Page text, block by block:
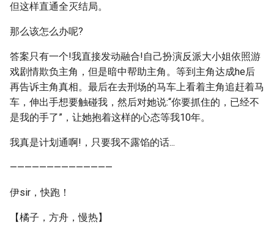
但这样直通全灭结局。
那么该怎么办呢?
答案只有一个!我直接发动融合!自己扮演反派大小姐依照游
戏剧情欺负主角，但是暗中帮助主角。等到主角达成he后
再告诉主角真相。最后在去刑场的马车上看着主角追赶着马
车，伸出手想要触碰我，然后对她说:“你要抓住的，已经不
是我的手了”，让她抱着这样的心态等我10年。
我真是计划通啊!，只要我不露馅的话...
——————————————
伊sir，快跑！
【橘子，方舟，慢热】